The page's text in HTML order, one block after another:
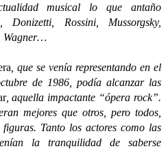
musical lo que antaño
Rossini, Mussorgsky,
Wagner…
, que se venía representando en el
de 1986, podía alcanzar las
, aquella impactante “ópera rock”.
mejores que otros, pero todos,
Tanto los actores como las
la tranquilidad de saberse